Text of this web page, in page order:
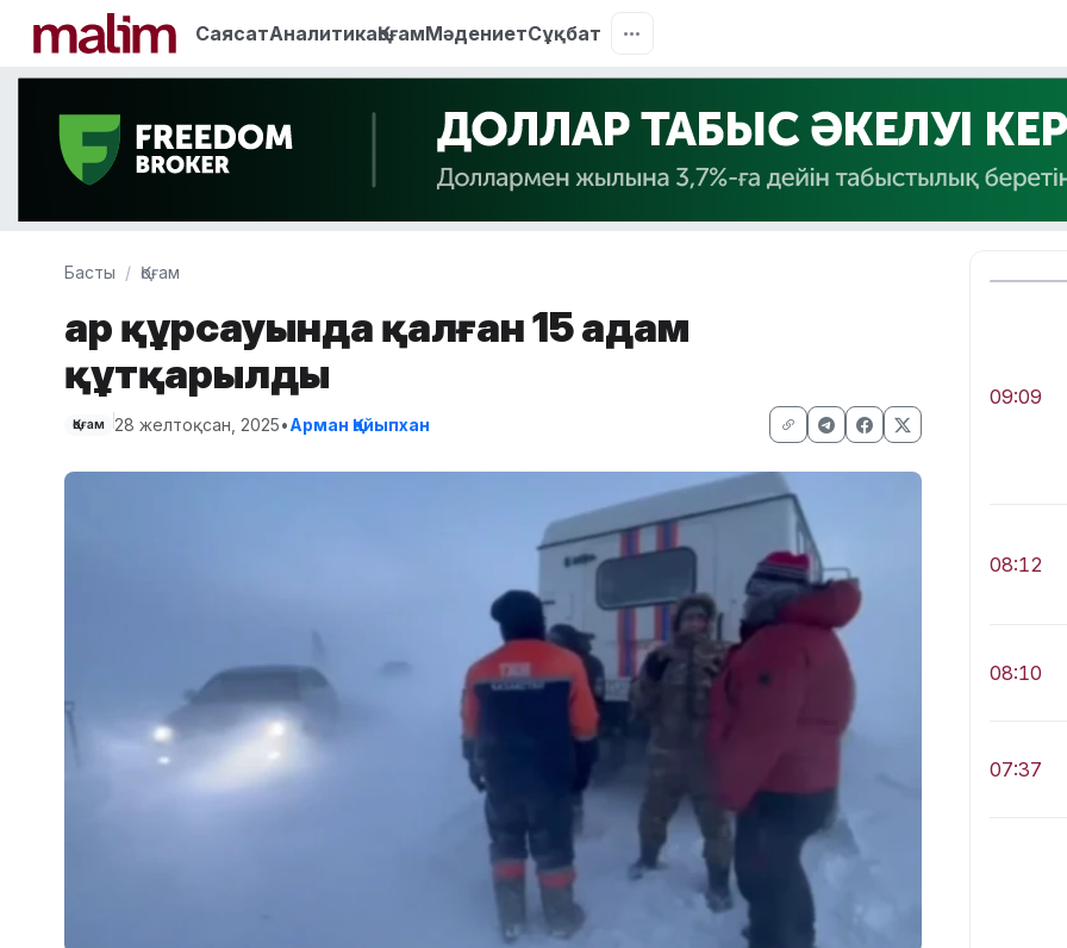
СаясатАналитикаҚоғамМәдениетСұқбат
Басты Қоғам
Қар құрсауында қалған 15 адам
құтқарылды
Қоғам 28 желтоқсан, 2025•Арман Қайыпхан
09:09
08:12
08:10
07:37